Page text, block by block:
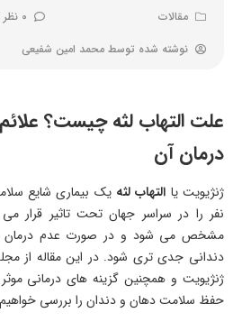
مقالات
0 نظر کاربران
نوشته شده توسط محمد امین شفیعی
علت التهاب لثه چیست؟
درمان آن
ژنژیویت یا التهاب لثه یک بیماری شایع
نفر را در سراسر جهان تحت تاثیر قرار
مشخص می شود و در صورت عدم درمان
دندانی جدی تری شود. در این مقاله از
ژنژیویت و همچنین گزینه های درمانی موثر
حفظ سلامت دهان و دندان را بررسی